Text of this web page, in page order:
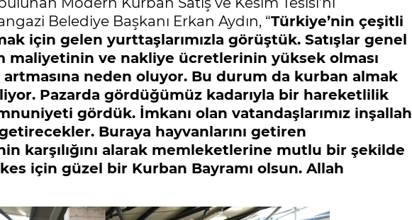
Belediye Başkanı Erkan Aydın, “Türkiye’nin çeşitli
için gelen yurttaşlarımızla görüştük. Satışlar genel
maliyetinin ve nakliye ücretlerinin yüksek olması
neden oluyor. Bu durum da kurban almak
Pazarda gördüğümüz kadarıyla bir hareketlilik
gördük. İmkanı olan vatandaşlarımız inşallah
Buraya hayvanlarını getiren
karşılığını alarak memleketlerine mutlu bir şekilde
için güzel bir Kurban Bayramı olsun. Allah